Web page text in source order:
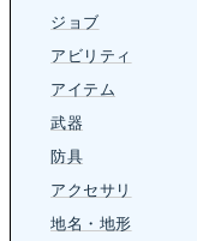
ジョブ
アビリティ
アイテム
武器
防具
アクセサリ
地名・地形